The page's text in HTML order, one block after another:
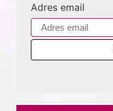
Adres email